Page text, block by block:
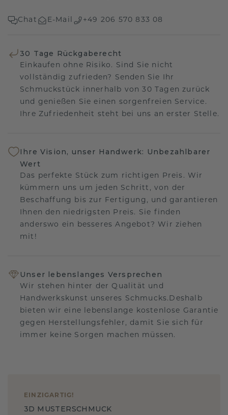
Chat E-Mail +49 206 570 833 08
30 Tage Rückgaberecht
Einkaufen ohne Risiko. Sind Sie nicht
vollständig zufrieden? Senden Sie Ihr
Schmuckstück innerhalb von 30 Tagen zurück
und genießen Sie einen sorgenfreien Service.
Ihre Zufriedenheit steht bei uns an erster Stelle.
Ihre Vision, unser Handwerk: Unbezahlbarer
Wert
Das perfekte Stück zum richtigen Preis. Wir
kümmern uns um jeden Schritt, von der
Beschaffung bis zur Fertigung, und garantieren
Ihnen den niedrigsten Preis. Sie finden
anderswo ein besseres Angebot? Wir ziehen
mit!
Unser lebenslanges Versprechen
Wir stehen hinter der Qualität und
Handwerkskunst unseres Schmucks.Deshalb
bieten wir eine lebenslange kostenlose Garantie
gegen Herstellungsfehler, damit Sie sich für
immer keine Sorgen machen müssen.
EINZIGARTIG !
3D MUSTERSCHMUCK